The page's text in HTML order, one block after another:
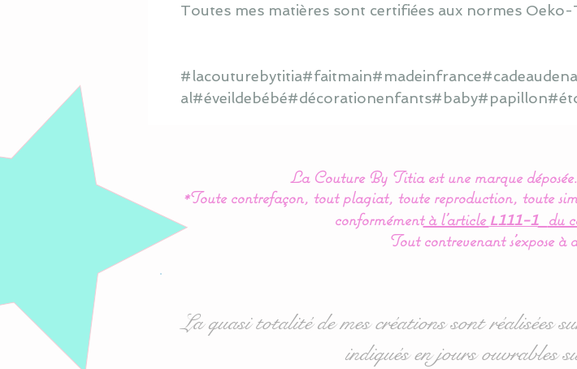
Toutes mes matières sont certifiées aux normes Oeko-
La Couture By Titia est une marque déposée.
*Toute contrefaçon, tout plagiat, toute reproduction, toute
conformémentà l’article L111-1
du
Tout contrevenant s'expose à
La quasi totalité de mes créations sont réalisées
indiqués en jours ouvrables